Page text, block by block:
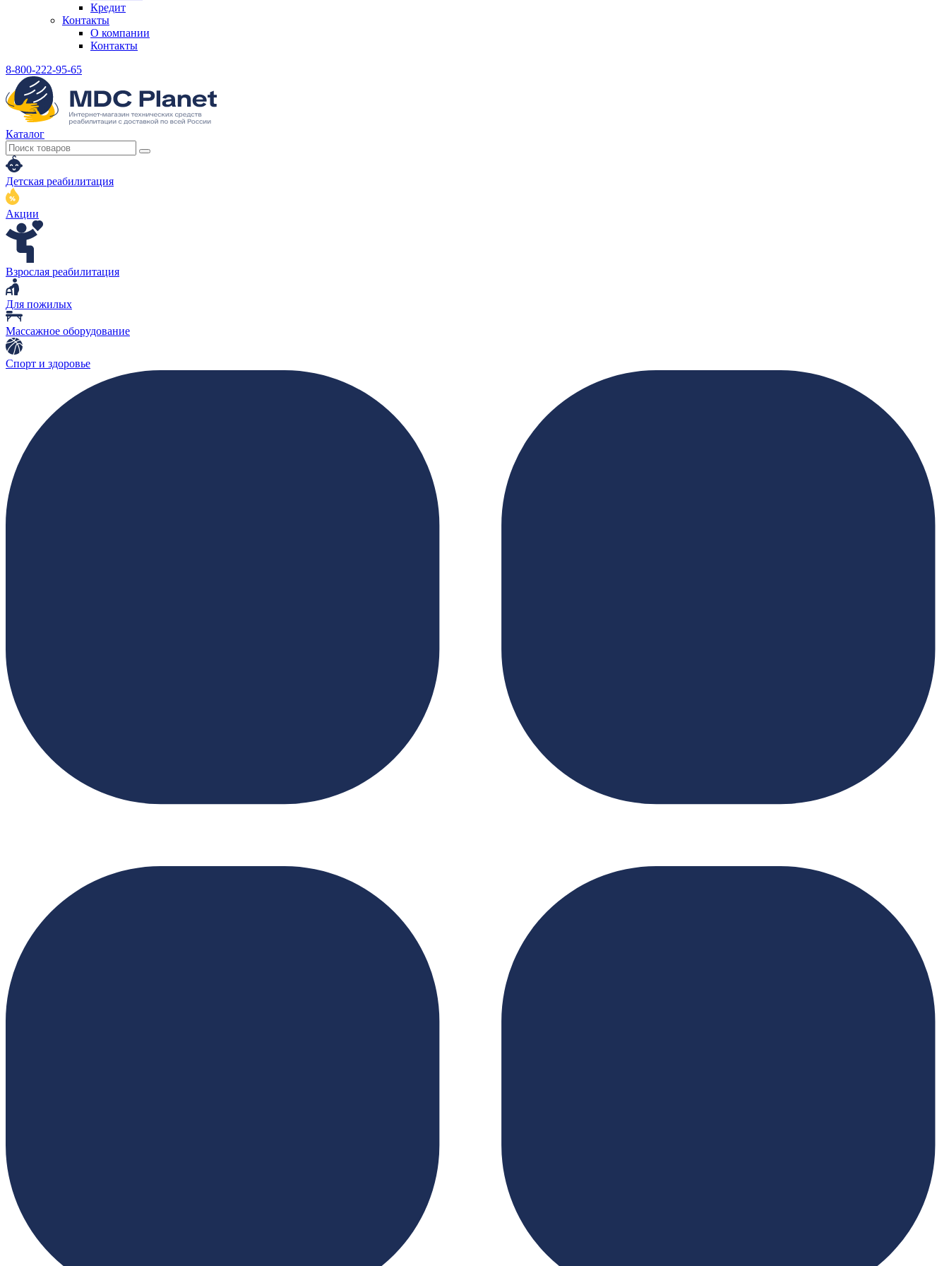
Кредит
Контакты
О компании
Контакты
8-800-222-95-65
Каталог
Детская реабилитация
Акции
Взрослая реабилитация
Для пожилых
Массажное оборудование
Спорт и здоровье